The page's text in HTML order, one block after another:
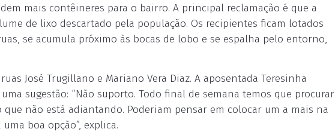
mais contêineres para o bairro. A principal reclamação é que a
de lixo descartado pela população. Os recipientes ficam lotados
se acumula próximo às bocas de lobo e se espalha pelo entorno,
José Trugillano e Mariano Vera Diaz. A aposentada Teresinha
sugestão: “Não suporto. Todo final de semana temos que procurar
não está adiantando. Poderiam pensar em colocar um a mais na
boa opção”, explica.